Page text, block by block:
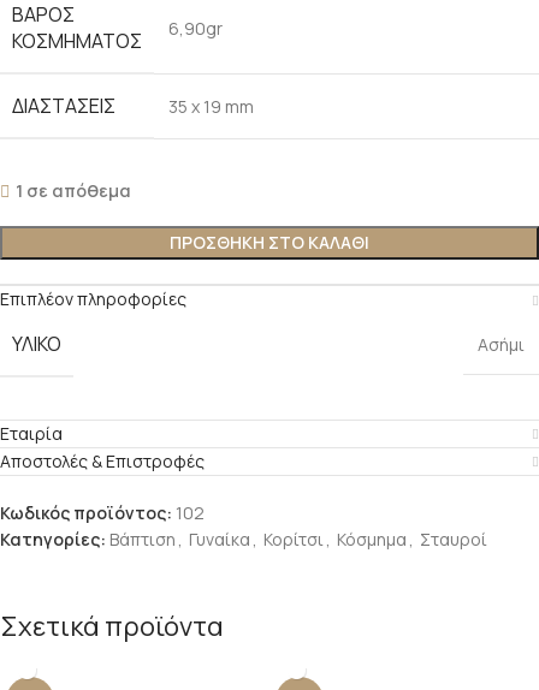
ΒΆΡΟΣ
ΚΟΣΜΉΜΑΤΟΣ
6,90gr
ΔΙΑΣΤΆΣΕΙΣ 35 x 19 mm
1 σε απόθεμα
ΠΡΟΣΘΉΚΗ ΣΤΟ ΚΑΛΆΘΙ
Επιπλέον πληροφορίες
ΥΛΙΚΌ Ασήμι
Εταιρία
Αποστολές & Επιστροφές
Κωδικός προϊόντος: 102
Κατηγορίες: Βάπτιση , Γυναίκα , Κορίτσι, Κόσμημα , Σταυροί
Σχετικά προϊόντα